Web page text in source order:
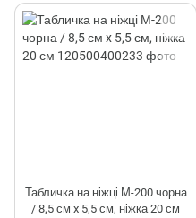
Табличка на ніжці М-200 чорна
/ 8,5 см x 5,5 см, ніжка 20 см